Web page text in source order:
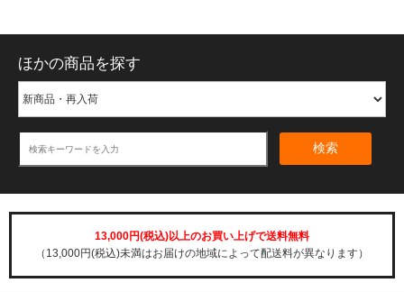
ほかの商品を探す
検索
13,000円(税込)以上のお買い上げで送料無料
（13,000円(税込)未満はお届けの地域によって配送料が異なります）